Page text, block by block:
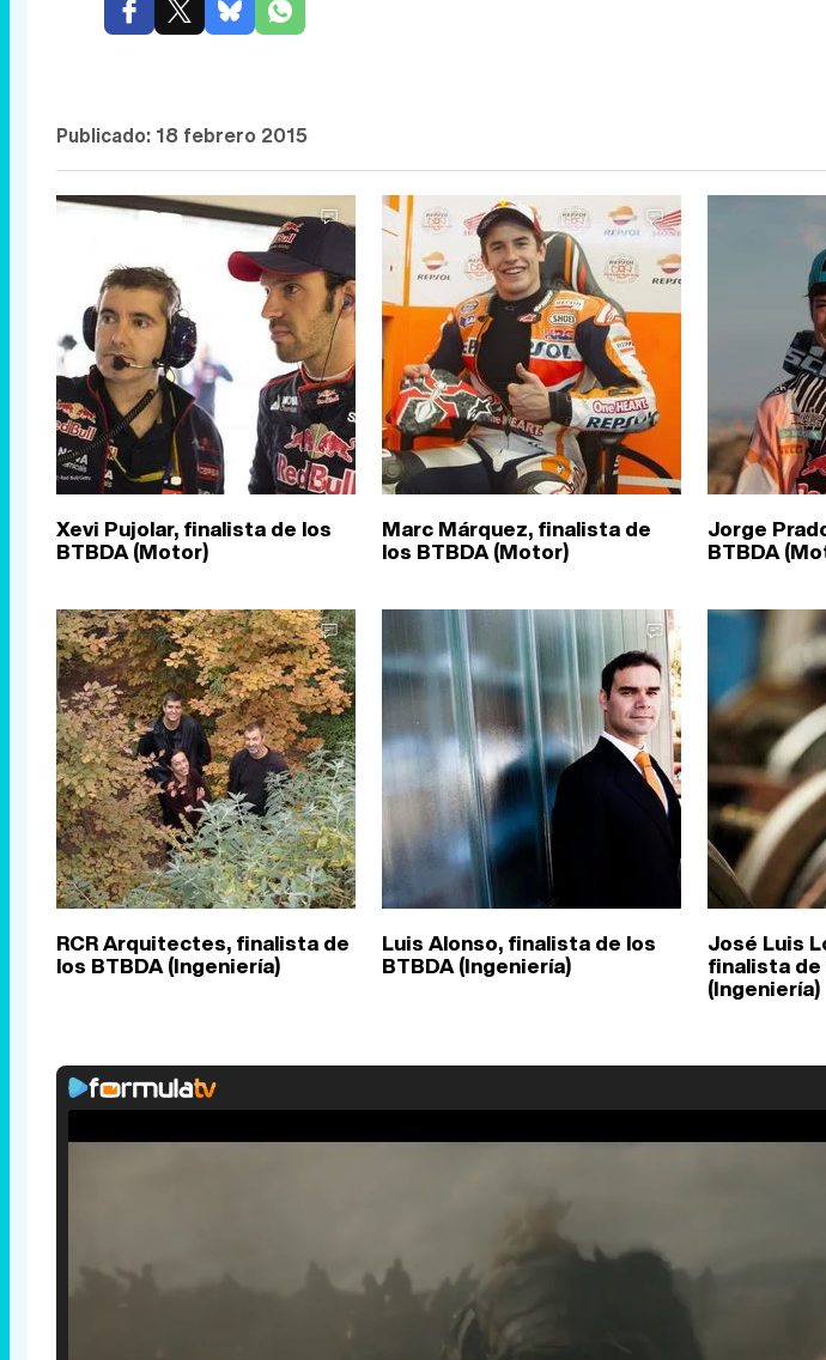
Publicado: 18 febrero 2015
Xevi Pujolar, finalista de los
BTBDA (Motor)
Marc Márquez, finalista de
los BTBDA (Motor)
Jorge
BTBDA
RCR Arquitectes, finalista de
los BTBDA (Ingeniería)
Luis Alonso, finalista de los
BTBDA (Ingeniería)
José Luis
finalista de
(Ingeniería)